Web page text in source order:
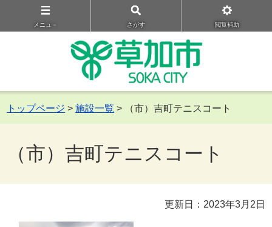
メニュ－ さがす 閲覧補助
トップページ >施設一覧 > （市）吉町テニスコート
（市）吉町テニスコート
更新日：2023年3月2日